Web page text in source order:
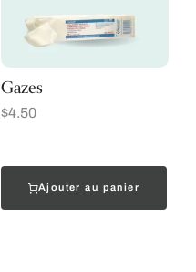
Gazes
$4.50
Ajouter au panier